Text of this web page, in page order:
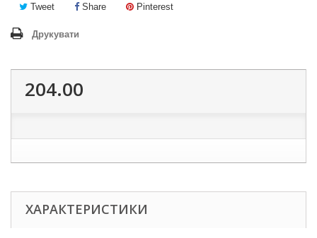
Tweet Share Pinterest
Друкувати
204.00
ХАРАКТЕРИСТИКИ